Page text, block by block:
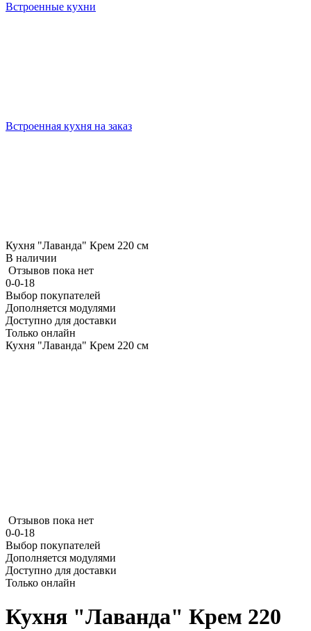
Встроенные кухни
Встроенная кухня на заказ
Кухня "Лаванда" Крем 220 см
В наличии
Отзывов пока нет
0-0-18
Выбор покупателей
Дополняется модулями
Доступно для доставки
Только онлайн
Кухня "Лаванда" Крем 220 см
Отзывов пока нет
0-0-18
Выбор покупателей
Дополняется модулями
Доступно для доставки
Только онлайн
Кухня "Лаванда" Крем 220